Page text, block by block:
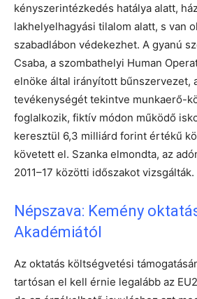
kényszerintézkedés hatálya alatt,
lakhelyelhagyási tilalom alatt, s van
szabadlábon védekezhet. A gyanú
Csaba, a szombathelyi Human
elnöke által irányított bűnszervezet,
tevékenységét tekintve munkaerő-
foglalkozik, fiktív módon működő
keresztül 6,3 milliárd forint értékű
követett el. Szanka elmondta, az
2011–17 közötti időszakot vizsgálták.
Népszava: Kemény
Akadémiától
Az oktatás költségvetési
tartósan el kell érnie legalább az